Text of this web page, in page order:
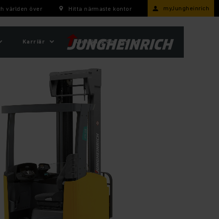
världen över Hitta närmaste kontor myJungheinrich
Karriär Kontakt & Om oss